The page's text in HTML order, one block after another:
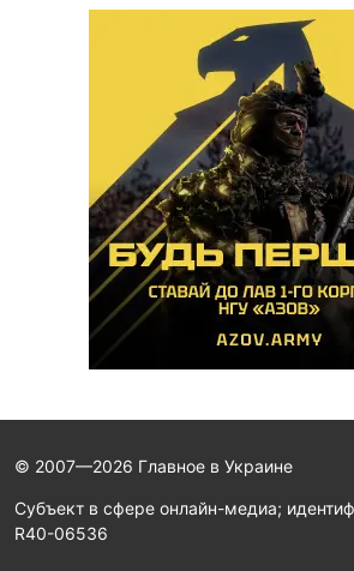
© 2007—2026 Главное в Украине
Субъект в сфере онлайн-медиа;
R40-06536